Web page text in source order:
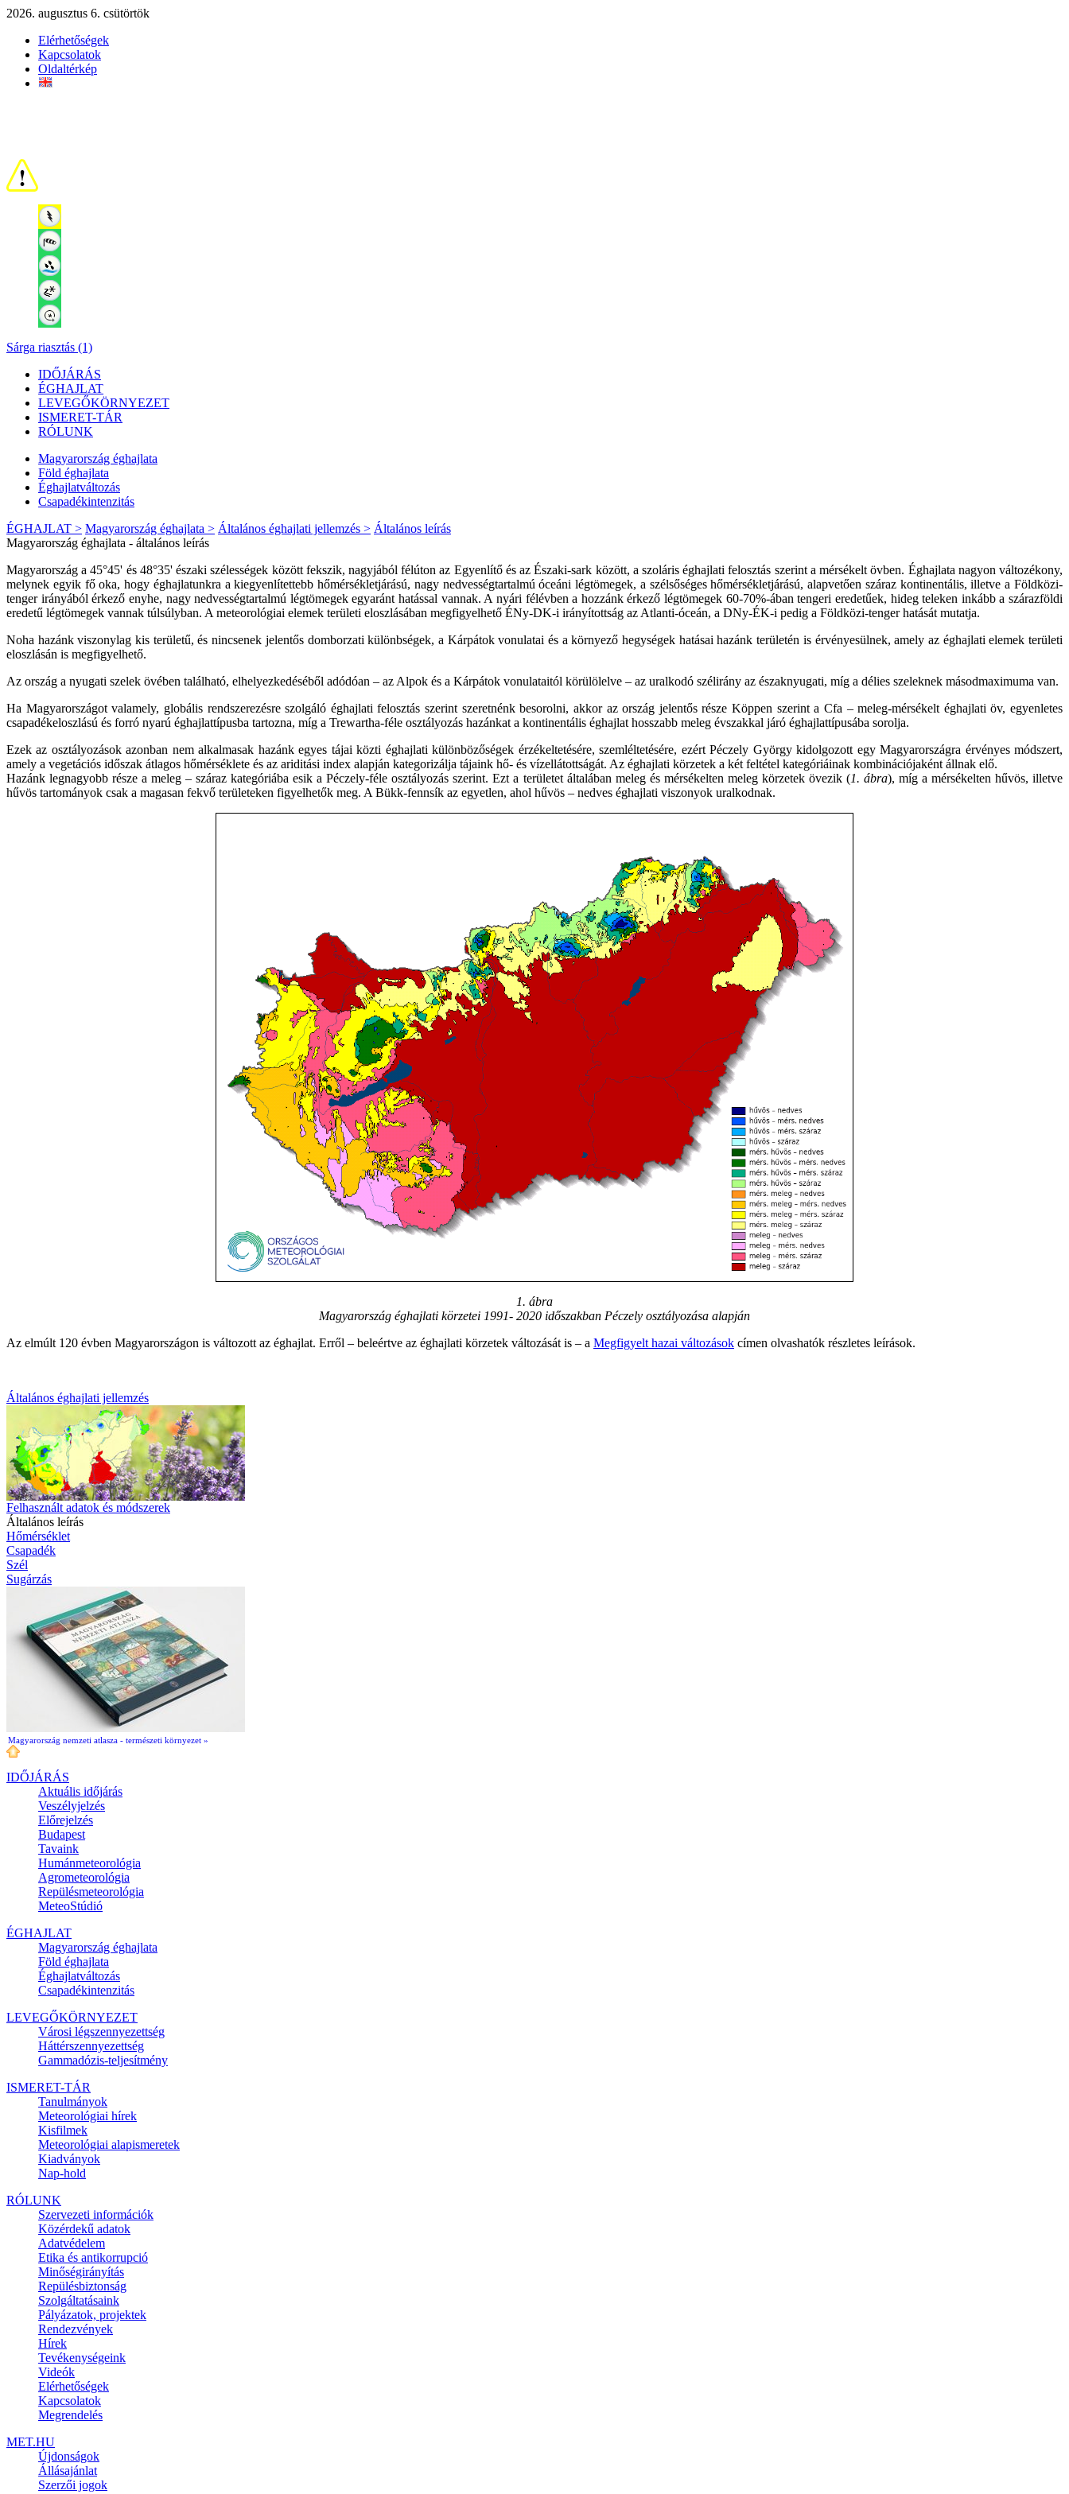
2026. augusztus 6. csütörtök
Elérhetőségek
Kapcsolatok
Oldaltérkép
Sárga riasztás (1)
IDŐJÁRÁS
ÉGHAJLAT
LEVEGŐKÖRNYEZET
ISMERET-TÁR
RÓLUNK
Magyarország éghajlata
Föld éghajlata
Éghajlatváltozás
Csapadékintenzitás
ÉGHAJLAT > Magyarország éghajlata > Általános éghajlati jellemzés > Általános leírás
Magyarország éghajlata - általános leírás
Magyarország a 45°45' és 48°35' északi szélességek között fekszik, nagyjából félúton az Egyenlítő és az Északi-sark között, a szoláris éghajlati felosztás szerint a mérsékelt övben. Éghajlata nagyon változékony,
melynek egyik fő oka, hogy éghajlatunkra a kiegyenlítettebb hőmérsékletjárású, nagy nedvességtartalmú óceáni légtömegek, a szélsőséges hőmérsékletjárású, alapvetően száraz kontinentális, illetve a Földközi-
tenger irányából érkező enyhe, nagy nedvességtartalmú légtömegek egyaránt hatással vannak. A nyári félévben a hozzánk érkező légtömegek 60-70%-ában tengeri eredetűek, hideg teleken inkább a szárazföldi
eredetű légtömegek vannak túlsúlyban. A meteorológiai elemek területi eloszlásában megfigyelhető ÉNy-DK-i irányítottság az Atlanti-óceán, a DNy-ÉK-i pedig a Földközi-tenger hatását mutatja.
Noha hazánk viszonylag kis területű, és nincsenek jelentős domborzati különbségek, a Kárpátok vonulatai és a környező hegységek hatásai hazánk területén is érvényesülnek, amely az éghajlati elemek területi
eloszlásán is megfigyelhető.
Az ország a nyugati szelek övében található, elhelyezkedéséből adódóan – az Alpok és a Kárpátok vonulataitól körülölelve – az uralkodó szélirány az északnyugati, míg a délies szeleknek másodmaximuma van.
Ha Magyarországot valamely, globális rendszerezésre szolgáló éghajlati felosztás szerint szeretnénk besorolni, akkor az ország jelentős része Köppen szerint a Cfa – meleg-mérsékelt éghajlati öv, egyenletes
csapadékeloszlású és forró nyarú éghajlattípusba tartozna, míg a Trewartha-féle osztályozás hazánkat a kontinentális éghajlat hosszabb meleg évszakkal járó éghajlattípusába sorolja.
Ezek az osztályozások azonban nem alkalmasak hazánk egyes tájai közti éghajlati különbözőségek érzékeltetésére, szemléltetésére, ezért Péczely György kidolgozott egy Magyarországra érvényes módszert,
amely a vegetációs időszak átlagos hőmérséklete és az ariditási index alapján kategorizálja tájaink hő- és vízellátottságát. Az éghajlati körzetek a két feltétel kategóriáinak kombinációjaként állnak elő.
Hazánk legnagyobb része a meleg – száraz kategóriába esik a Péczely-féle osztályozás szerint. Ezt a területet általában meleg és mérsékelten meleg körzetek övezik (1. ábra), míg a mérsékelten hűvös, illetve
hűvös tartományok csak a magasan fekvő területeken figyelhetők meg. A Bükk-fennsík az egyetlen, ahol hűvös – nedves éghajlati viszonyok uralkodnak.
1. ábra
Magyarország éghajlati körzetei 1991- 2020 időszakban Péczely osztályozása alapján
Az elmúlt 120 évben Magyarországon is változott az éghajlat. Erről – beleértve az éghajlati körzetek változását is – a Megfigyelt hazai változások címen olvashatók részletes leírások.
Általános éghajlati jellemzés
Felhasznált adatok és módszerek
Általános leírás
Hőmérséklet
Csapadék
Szél
Sugárzás
Magyarország nemzeti atlasza - természeti környezet »
IDŐJÁRÁS
Aktuális időjárás
Veszélyjelzés
Előrejelzés
Budapest
Tavaink
Humánmeteorológia
Agrometeorológia
Repülésmeteorológia
MeteoStúdió
ÉGHAJLAT
Magyarország éghajlata
Föld éghajlata
Éghajlatváltozás
Csapadékintenzitás
LEVEGŐKÖRNYEZET
Városi légszennyezettség
Háttérszennyezettség
Gammadózis-teljesítmény
ISMERET-TÁR
Tanulmányok
Meteorológiai hírek
Kisfilmek
Meteorológiai alapismeretek
Kiadványok
Nap-hold
RÓLUNK
Szervezeti információk
Közérdekű adatok
Adatvédelem
Etika és antikorrupció
Minőségirányítás
Repülésbiztonság
Szolgáltatásaink
Pályázatok, projektek
Rendezvények
Hírek
Tevékenységeink
Videók
Elérhetőségek
Kapcsolatok
Megrendelés
MET.HU
Újdonságok
Állásajánlat
Szerzői jogok